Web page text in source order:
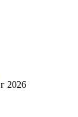
2026